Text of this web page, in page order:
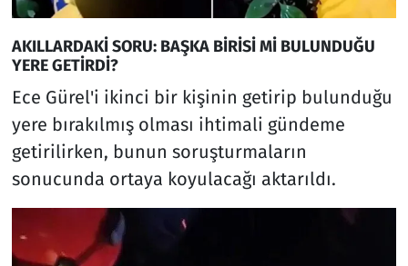
AKILLARDAKİ SORU: BAŞKA BİRİSİ Mİ BULUNDUĞU
YERE GETİRDİ?
Ece Gürel'i ikinci bir kişinin getirip bulunduğu
yere bırakılmış olması ihtimali gündeme
getirilirken, bunun soruşturmaların
sonucunda ortaya koyulacağı aktarıldı.